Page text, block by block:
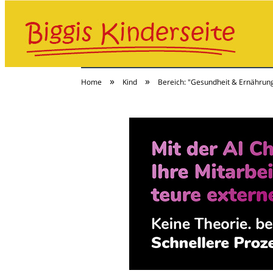
Home » Kind » Bereich: "Gesundheit &